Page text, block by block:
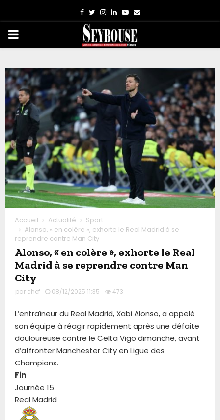
Facebook
TwitterInstagram
LinkedinYoutube
Email
PRIMARY
Accueil Actualité
Sport
Alonso, « en colère », exhorte le Real Madrid à se
reprendre contre Man City
Alonso, « en colère », exhorte le Real
Madrid à se reprendre contre Man
City
par chef 08/12/2025 11:35 473
L’entraîneur du Real Madrid, Xabi Alonso, a appelé
son équipe à réagir rapidement après une défaite
douloureuse contre le Celta Vigo dimanche, avant
d’affronter Manchester City en Ligue des
Champions.
Fin
Journée 15
Real Madrid